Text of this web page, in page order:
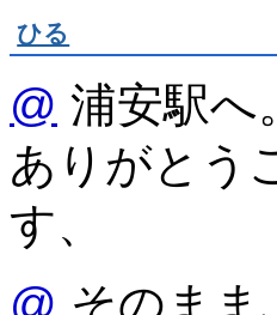
ひる
@ 浦安駅へ
ありがとう
す、
@ そのまま